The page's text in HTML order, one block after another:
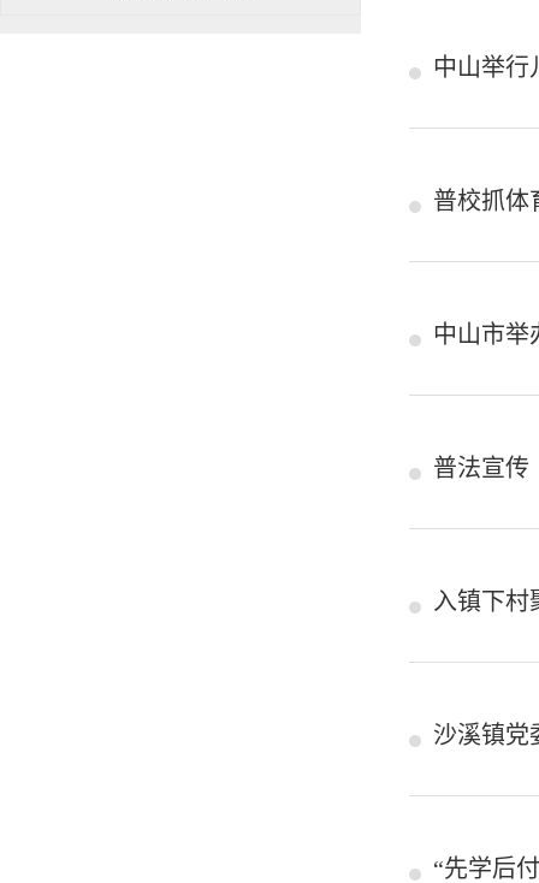
中山举
普校抓体
中山市举
普法宣传
入镇下
沙溪镇党
“先学后